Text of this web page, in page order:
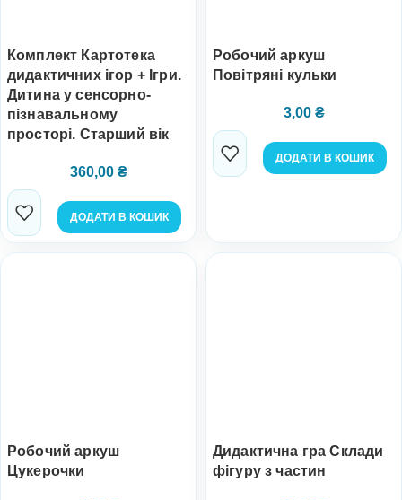
Комплект Картотека
дидактичних ігор + Ігри.
Дитина у сенсорно-
пізнавальному
просторі. Старший вік
360,00 ₴
ДОДАТИ В КОШИК
Робочий аркуш
Повітряні кульки
3,00 ₴
ДОДАТИ В КОШИК
Робочий аркуш
Цукерочки
Дидактична гра Склади
фігуру з частин